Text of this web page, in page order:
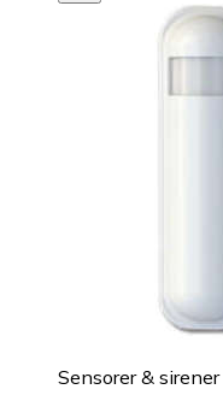
Sensorer & sirener